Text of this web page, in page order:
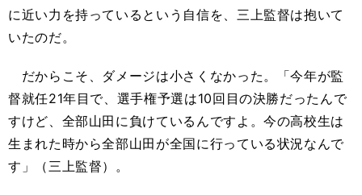
に近い力を持っているという自信を、三上監督は抱いて
いたのだ。
だからこそ、ダメージは小さくなかった。「今年が監
督就任21年目で、選手権予選は10回目の決勝だったんで
すけど、全部山田に負けているんですよ。今の高校生は
生まれた時から全部山田が全国に行っている状況なんで
す」（三上監督）。